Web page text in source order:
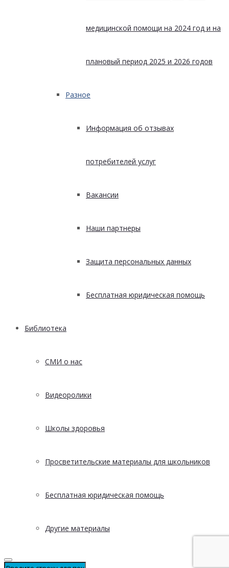
медицинской помощи на 2024 год и на
плановый период 2025 и 2026 годов
Разное
Информация об отзывах
потребителей услуг
Вакансии
Наши партнеры
Защита персональных данных
Бесплатная юридическая помощь
Библиотека
СМИ о нас
Видеоролики
Школы здоровья
Просветительские материалы для школьников
Бесплатная юридическая помощь
Другие материалы